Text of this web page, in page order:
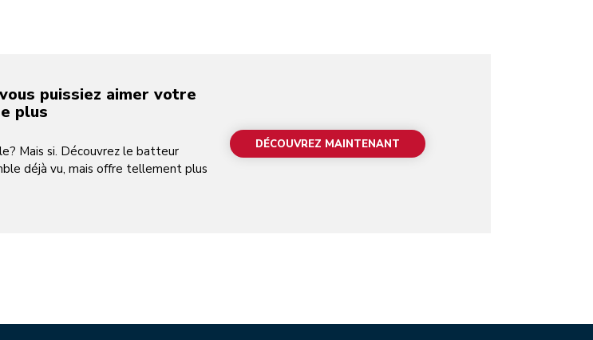
puissiez aimer votre
plus
Mais si. Découvrez le batteur
déjà vu, mais offre tellement plus
DÉCOUVREZ MAINTENANT